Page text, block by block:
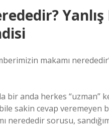
makamı
bir anda herkes “uzman”
sakin cevap veremeyen
sorusu,